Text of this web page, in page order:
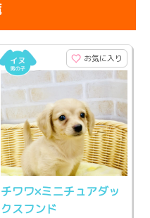
お気に入り
チワワ×ミニチュアダッ
クスフンド